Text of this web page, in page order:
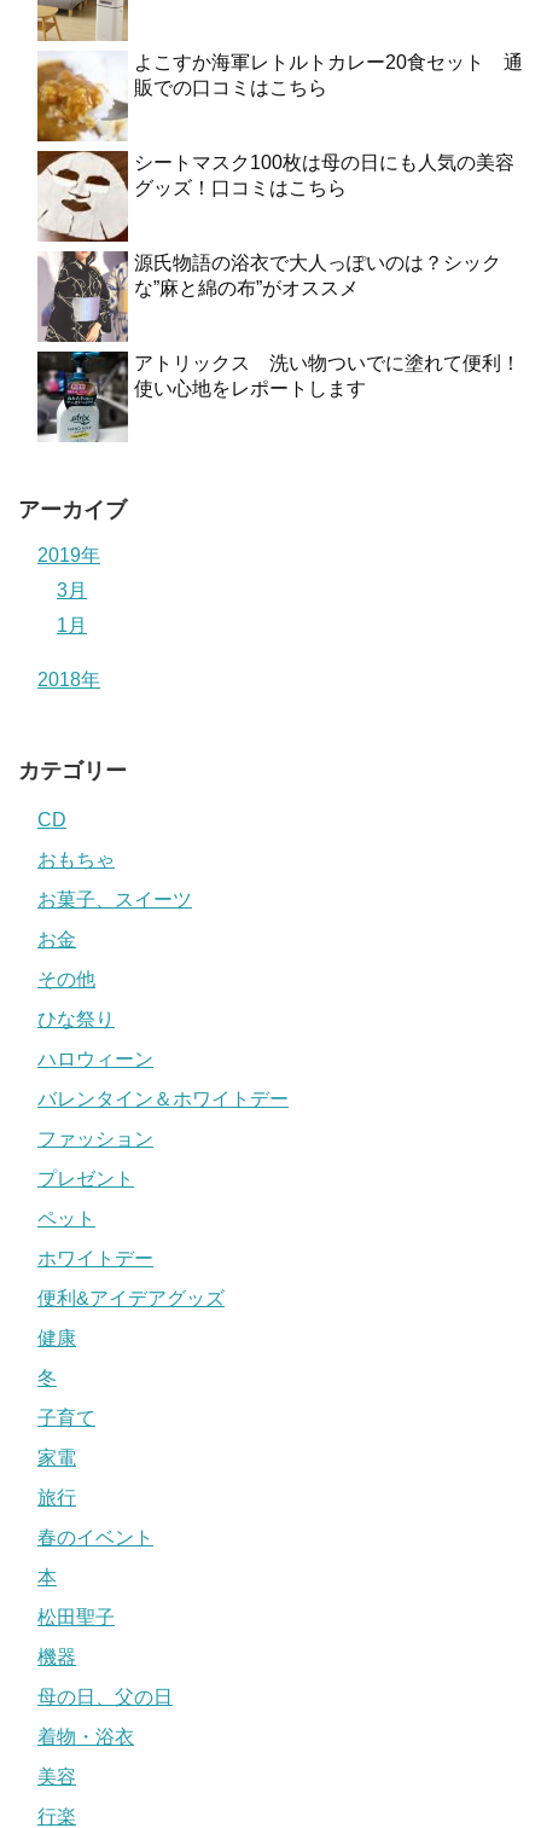
よこすか海軍レトルトカレー20食セット 通
販での口コミはこちら
シートマスク100枚は母の日にも人気の美容
グッズ！口コミはこちら
源氏物語の浴衣で大人っぽいのは？シック
な”麻と綿の布”がオススメ
アトリックス 洗い物ついでに塗れて便利！
使い心地をレポートします
アーカイブ
2019年
3月
1月
2018年
カテゴリー
CD
おもちゃ
お菓子、スイーツ
お金
その他
ひな祭り
ハロウィーン
バレンタイン＆ホワイトデー
ファッション
プレゼント
ペット
ホワイトデー
便利&アイデアグッズ
健康
冬
子育て
家電
旅行
春のイベント
本
松田聖子
機器
母の日、父の日
着物・浴衣
美容
行楽